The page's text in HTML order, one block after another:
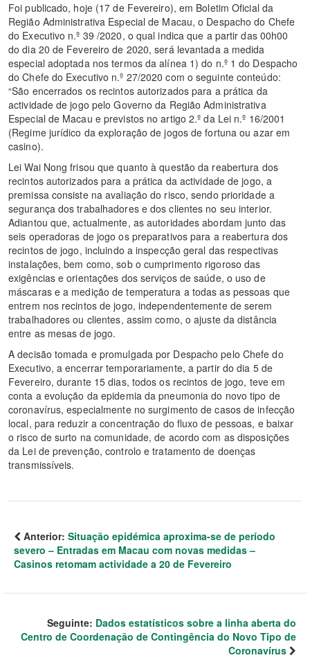
Foi publicado, hoje (17 de Fevereiro), em Boletim Oficial da
Região Administrativa Especial de Macau, o Despacho do Chefe
do Executivo n.º 39 /2020, o qual indica que a partir das 00h00
do dia 20 de Fevereiro de 2020, será levantada a medida
especial adoptada nos termos da alínea 1) do n.º 1 do Despacho
do Chefe do Executivo n.º 27/2020 com o seguinte conteúdo:
“São encerrados os recintos autorizados para a prática da
actividade de jogo pelo Governo da Região Administrativa
Especial de Macau e previstos no artigo 2.º da Lei n.º 16/2001
(Regime jurídico da exploração de jogos de fortuna ou azar em
casino).
Lei Wai Nong frisou que quanto à questão da reabertura dos
recintos autorizados para a prática da actividade de jogo, a
premissa consiste na avaliação do risco, sendo prioridade a
segurança dos trabalhadores e dos clientes no seu interior.
Adiantou que, actualmente, as autoridades abordam junto das
seis operadoras de jogo os preparativos para a reabertura dos
recintos de jogo, incluindo a inspecção geral das respectivas
instalações, bem como, sob o cumprimento rigoroso das
exigências e orientações dos serviços de saúde, o uso de
máscaras e a medição de temperatura a todas as pessoas que
entrem nos recintos de jogo, independentemente de serem
trabalhadores ou clientes, assim como, o ajuste da distância
entre as mesas de jogo.
A decisão tomada e promulgada por Despacho pelo Chefe do
Executivo, a encerrar temporariamente, a partir do dia 5 de
Fevereiro, durante 15 dias, todos os recintos de jogo, teve em
conta a evolução da epidemia da pneumonia do novo tipo de
coronavírus, especialmente no surgimento de casos de infecção
local, para reduzir a concentração do fluxo de pessoas, e baixar
o risco de surto na comunidade, de acordo com as disposições
da Lei de prevenção, controlo e tratamento de doenças
transmissíveis.
Anterior: Situação epidémica aproxima-se de período
severo – Entradas em Macau com novas medidas –
Casinos retomam actividade a 20 de Fevereiro
Seguinte: Dados estatísticos sobre a linha aberta do
Centro de Coordenação de Contingência do Novo Tipo de
Coronavírus